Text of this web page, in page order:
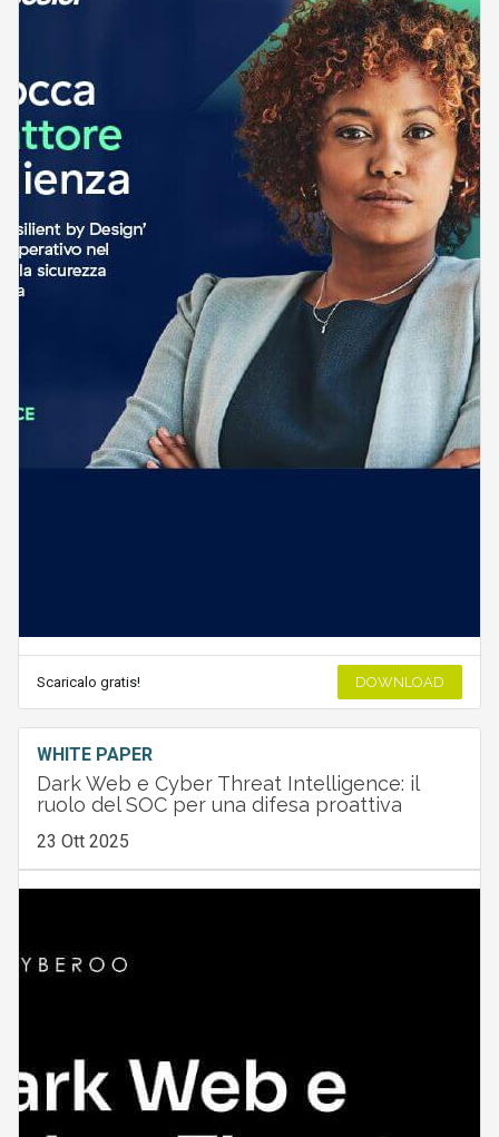
Scaricalo gratis! DOWNLOAD
WHITE PAPER
Dark Web e Cyber Threat Intelligence: il
ruolo del SOC per una difesa proattiva
23 Ott 2025